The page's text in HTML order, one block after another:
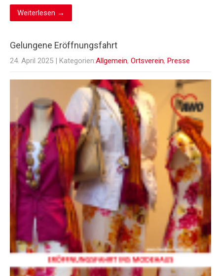
Weiterlesen →
Gelungene Eröffnungsfahrt
24. April 2025 | Kategorien:Allgemein, Ortsverein, Presse